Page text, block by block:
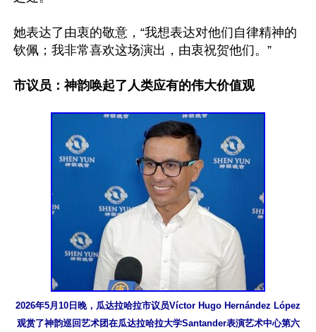
她表达了由衷的敬意，“我想表达对他们自律精神的
钦佩；我非常喜欢这场演出，由衷祝贺他们。”
市议员：神韵唤起了人类应有的伟大价值观
2026年5月10日晚，瓜达拉哈拉市议员Víctor Hugo Hernández López
观赏了神韵巡回艺术团在瓜达拉哈拉大学Santander表演艺术中心第六